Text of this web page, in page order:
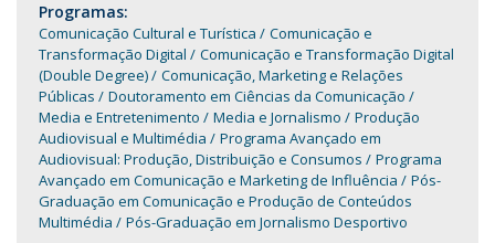
Programas:
Comunicação Cultural e Turística
Comunicação e
Transformação Digital
Comunicação e Transformação Digital
(Double Degree)
Comunicação, Marketing e Relações
Públicas
Doutoramento em Ciências da Comunicação
Media e Entretenimento
Media e Jornalismo
Produção
Audiovisual e Multimédia
Programa Avançado em
Audiovisual: Produção, Distribuição e Consumos
Programa
Avançado em Comunicação e Marketing de Influência
Pós-
Graduação em Comunicação e Produção de Conteúdos
Multimédia
Pós-Graduação em Jornalismo Desportivo